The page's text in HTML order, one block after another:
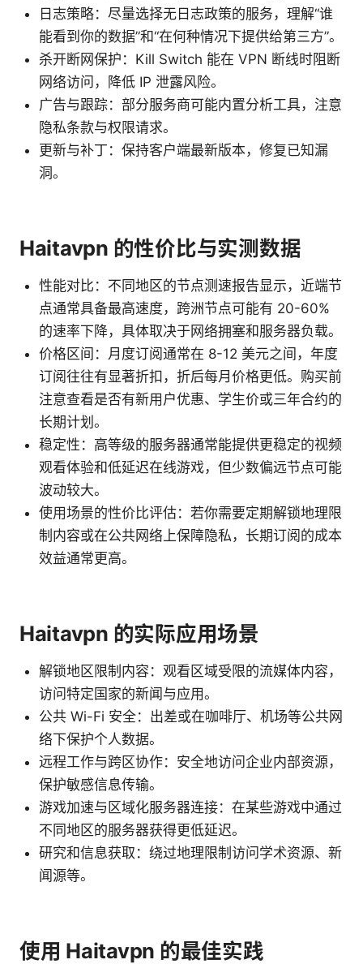
日志策略：尽量选择无日志政策的服务，理解“谁
能看到你的数据”和“在何种情况下提供给第三方”。
杀开断网保护：Kill Switch 能在 VPN 断线时阻断
网络访问，降低 IP 泄露风险。
广告与跟踪：部分服务商可能内置分析工具，注意
隐私条款与权限请求。
更新与补丁：保持客户端最新版本，修复已知漏
洞。
Haitavpn 的性价比与实测数据
性能对比：不同地区的节点测速报告显示，近端节
点通常具备最高速度，跨洲节点可能有 20-60%
的速率下降，具体取决于网络拥塞和服务器负载。
价格区间：月度订阅通常在 8-12 美元之间，年度
订阅往往有显著折扣，折后每月价格更低。购买前
注意查看是否有新用户优惠、学生价或三年合约的
长期计划。
稳定性：高等级的服务器通常能提供更稳定的视频
观看体验和低延迟在线游戏，但少数偏远节点可能
波动较大。
使用场景的性价比评估：若你需要定期解锁地理限
制内容或在公共网络上保障隐私，长期订阅的成本
效益通常更高。
Haitavpn 的实际应用场景
解锁地区限制内容：观看区域受限的流媒体内容，
访问特定国家的新闻与应用。
公共 Wi-Fi 安全：出差或在咖啡厅、机场等公共网
络下保护个人数据。
远程工作与跨区协作：安全地访问企业内部资源，
保护敏感信息传输。
游戏加速与区域化服务器连接：在某些游戏中通过
不同地区的服务器获得更低延迟。
研究和信息获取：绕过地理限制访问学术资源、新
闻源等。
使用 Haitavpn 的最佳实践